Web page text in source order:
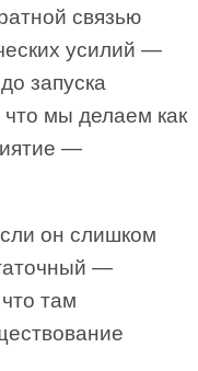
связью
усилий —
запуска
что мы делаем как
—
он слишком
—
там